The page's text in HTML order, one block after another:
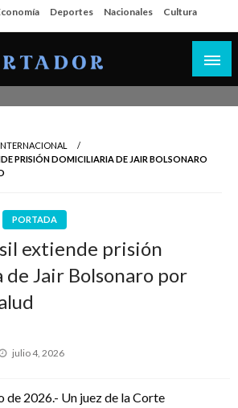
Deportes Nacionales Cultura
PRISIÓN DOMICILIARIA DE JAIR BOLSONARO
PORTADA
extiende prisión
Jair Bolsonaro por
Publicado
julio 4, 2026
de 2026.- Un juez de la Corte